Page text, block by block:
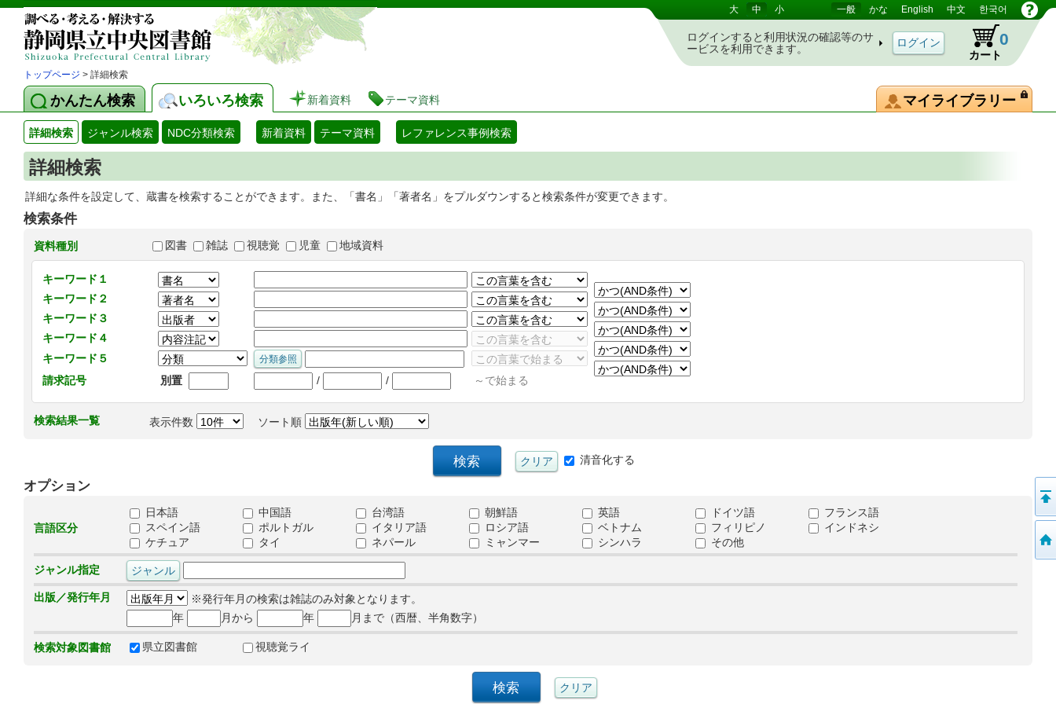
静岡県立図書館 蔵書検索・予約システム 大 中 小 一般 かな English 中文 한국어
ログインすると利用状況の確認等のサ
ービスを利用できます。
カート
0
トップページ > 詳細検索
かんたん検索 いろいろ検索 新着資料 テーマ資料 マイライブラリー
詳細検索 ジャンル検索 NDC分類検索 新着資料 テーマ資料 レファレンス事例検索
詳細検索
詳細な条件を設定して、蔵書を検索することができます。また、「書名」「著者名」をプルダウンすると検索条件が変更できます。
検索条件
資料種別 図書 雑誌 視聴覚 児童 地域資料
キーワード１
キーワード２
キーワード３
キーワード４
キーワード５
請求記号
別置 / / ～で始まる
検索結果一覧 表示件数 ソート順
清音化する
オプション
言語区分
日本語 中国語 台湾語 朝鮮語 英語 ドイツ語
フランス語
スペイン語
ポルトガル イタリア語 ロシア語 ベトナム フィリピノ
インドネシ
ケチュア
タイ ネパール ミャンマー シンハラ その他
ジャンル指定
出版／発行年月
※発行年月の検索は雑誌のみ対象となります。
年
月から 年 月まで（西暦、半角数字）
検索対象図書館 県立図書館 視聴覚ライ